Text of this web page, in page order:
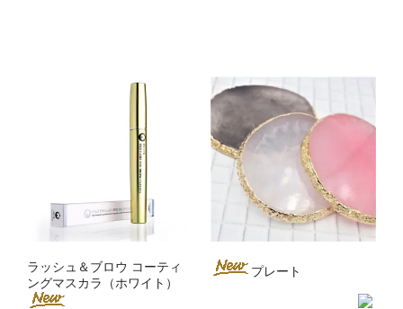
ラッシュ＆ブロウ コーティ
ングマスカラ（ホワイト）
プレート